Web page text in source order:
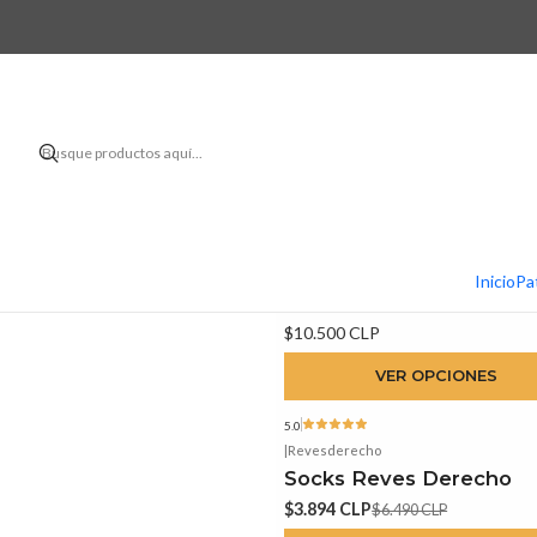
Inicio
Descubre
$10.500 CLP
VER OPCIONES
-40%OFF
5.0
|Revesderecho
Socks Reves Derecho
$3.894 CLP$6.490 CLP